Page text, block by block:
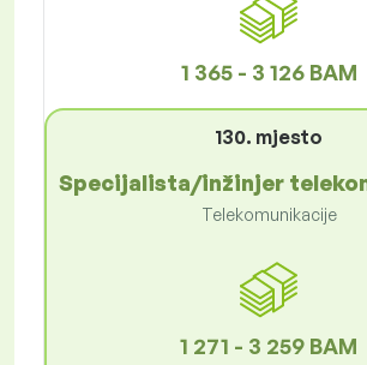
1 365 - 3 126 BAM
130. mjesto
Specijalista/inžinjer
Telekomunikacije
1 271 - 3 259 BAM